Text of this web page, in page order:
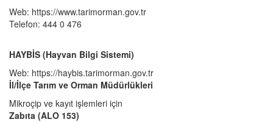
Web: https://www.tarimorman.gov.tr
Telefon: 444 0 476
HAYBİS (Hayvan Bilgi Sistemi)
Web: https://haybis.tarimorman.gov.tr
İl/İlçe Tarım ve Orman Müdürlükleri
Mikroçip ve kayıt işlemleri için
Zabıta (ALO 153)